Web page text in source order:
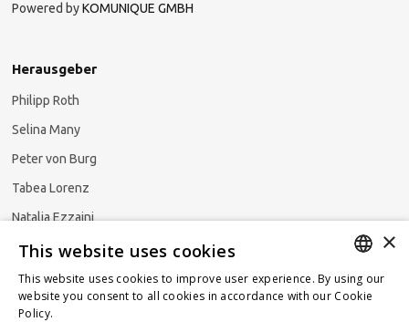
Powered byKOMUNIQUE GMBH
Herausgeber
Philipp Roth
Selina Many
Peter von Burg
Tabea Lorenz
Natalja Ezzaini
Newsletter abonnieren
GERMAN
×
This website uses cookies
This website uses cookies to improve user experience. By using our
website you consent to all cookies in accordance with our Cookie
Policy.